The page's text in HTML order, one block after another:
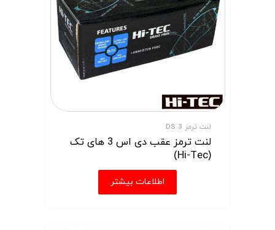
لنت ترمز DS 3
لنت ترمز عقب دی اس 3 های تک
(Hi-Tec)
اطلاعات بیشتر